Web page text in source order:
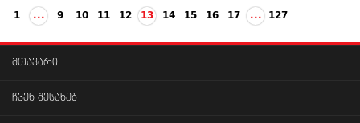
1 ... 9 10 11 12 13 14 15 16 17 ... 127
მთავარი
ჩვენ შესახებ